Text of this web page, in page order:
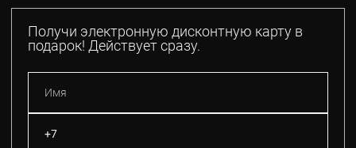
Получи электронную дисконтную карту в
подарок! Действует сразу.